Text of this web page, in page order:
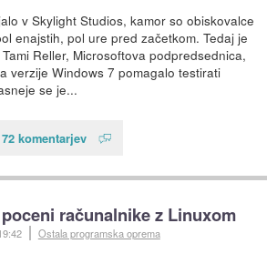
v Skylight Studios, kamor so obiskovalce
enajstih, pol ure pred začetkom. Tedaj je
Reller, Microsoftova podpredsednica,
verzije Windows 7 pomagalo testirati
se je...
72 komentarjev
računalnike z Linuxom
Ostala programska oprema